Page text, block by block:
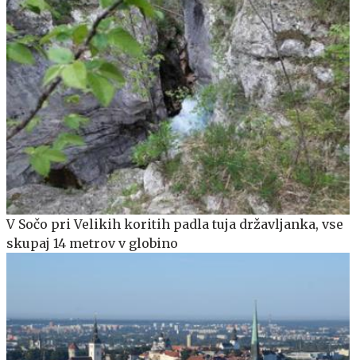
V Sočo pri Velikih koritih padla tuja državljanka, vse
skupaj 14 metrov v globino